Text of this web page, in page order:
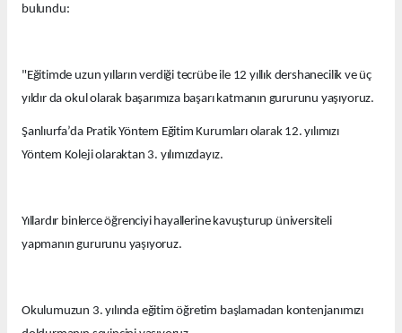
bulundu:
"Eğitimde uzun yılların verdiği tecrübe ile 12 yıllık dershanecilik ve üç
yıldır da okul olarak başarımıza başarı katmanın gururunu yaşıyoruz.
Şanlıurfa’da Pratik Yöntem Eğitim Kurumları olarak 12. yılımızı
Yöntem Koleji olaraktan 3. yılımızdayız.
Yıllardır binlerce öğrenciyi hayallerine kavuşturup üniversiteli
yapmanın gururunu yaşıyoruz.
Okulumuzun 3. yılında eğitim öğretim başlamadan kontenjanımızı